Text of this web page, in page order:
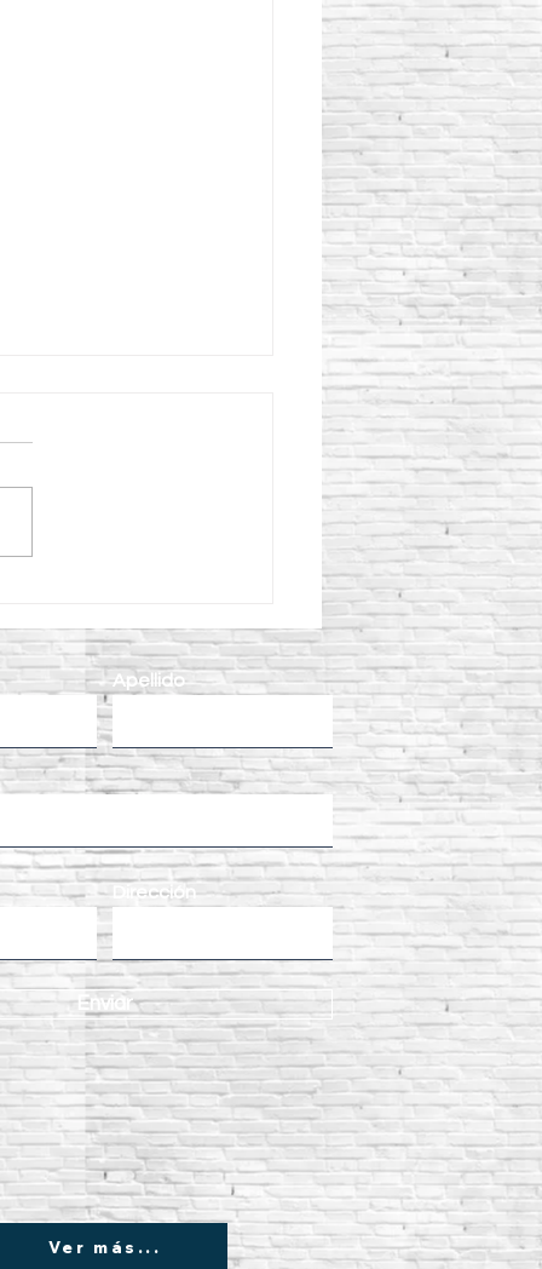
colado de concreto
Ver más...
Apellido
Dirección
Enviar